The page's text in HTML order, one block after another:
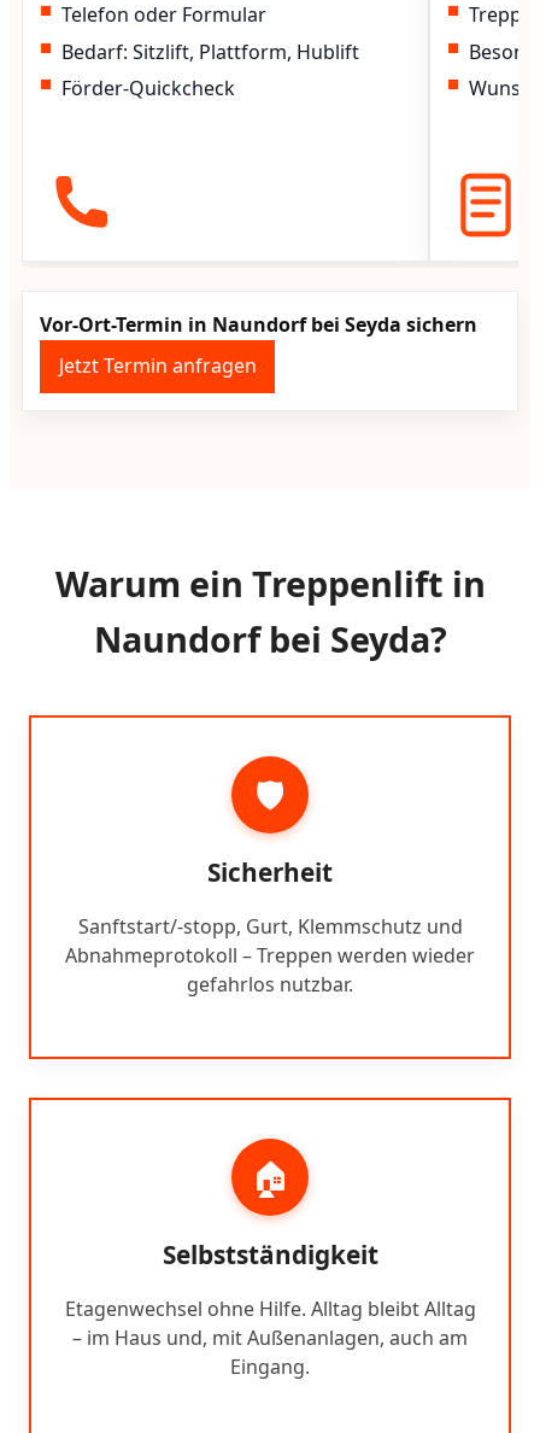
Telefon oder Formular
Bedarf: Sitzlift, Plattform, Hublift
Förder-Quickcheck
Vor-Ort-Termin in Naundorf bei Seyda sichern
Jetzt Termin anfragen
Warum ein Treppenlift in
Naundorf bei Seyda?
🛡️
Sicherheit
Sanftstart/-stopp, Gurt, Klemmschutz und
Abnahmeprotokoll – Treppen werden wieder
gefahrlos nutzbar.
🏠
Selbstständigkeit
Etagenwechsel ohne Hilfe. Alltag bleibt Alltag
– im Haus und, mit Außenanlagen, auch am
Eingang.